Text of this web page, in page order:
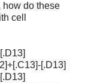
how do these
cell
[.D13]